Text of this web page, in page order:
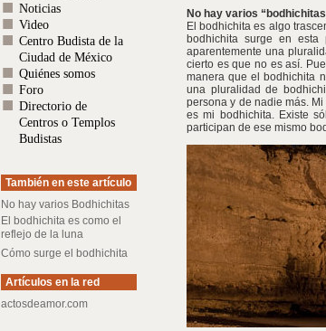
No hay varios
El bodhichita es algo
bodhichita surge en
aparentemente una
cierto es que no es así.
manera que el bodhichita
una pluralidad de
persona y de nadie más.
es mi bodhichita. Existe
participan de ese mismo
Noticias
Video
Centro Budista de la
Ciudad de México
Quiénes somos
Foro
Directorio de
Centros o Templos
Budistas
También en este artículo
No hay varios Bodhichitas
El bodhichita es como el
reflejo de la luna
Cómo surge el bodhichita
Artículos en la red
actosdeamor.com